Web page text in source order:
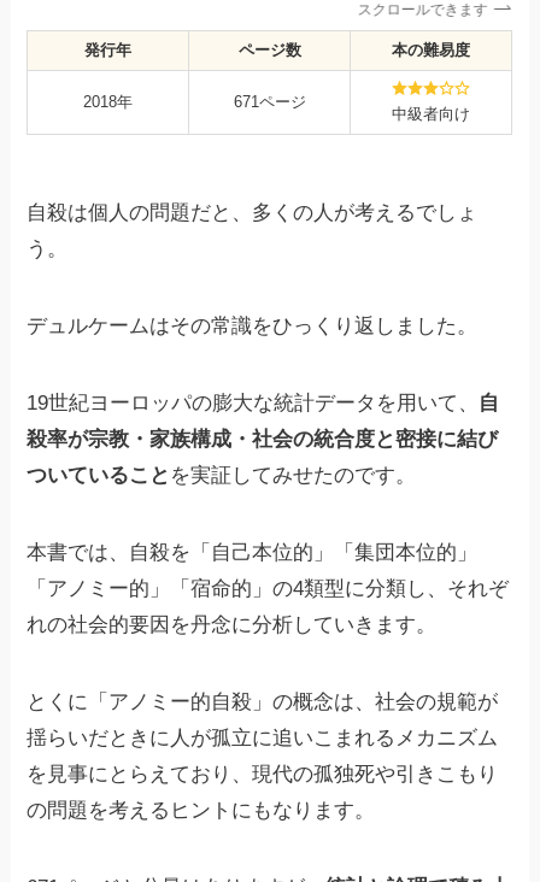
スクロールできます
発行年 ページ数 本の難易度
2018年 671ページ
中級者向け
自殺は個人の問題だと、多くの人が考えるでしょ
う。
デュルケームはその常識をひっくり返しました。
19世紀ヨーロッパの膨大な統計データを用いて、 自
殺率が宗教・家族構成・社会の統合度と密接に結び
ついていること を実証してみせたのです。
本書では、自殺を「自己本位的」「集団本位的」
「アノミー的」「宿命的」の4類型に分類し、それぞ
れの社会的要因を丹念に分析していきます。
とくに「アノミー的自殺」の概念は、社会の規範が
揺らいだときに人が孤立に追いこまれるメカニズム
を見事にとらえており、現代の孤独死や引きこもり
の問題を考えるヒントにもなります。